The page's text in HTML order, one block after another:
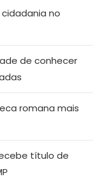
no
de conhecer
romana mais
título de